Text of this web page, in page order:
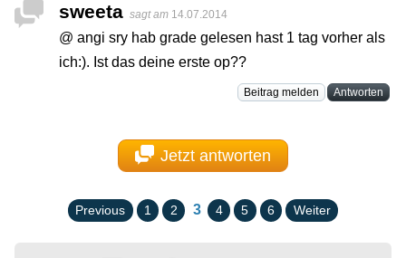
sweeta sagt am 14.07.2014
@ angi sry hab grade gelesen hast 1 tag vorher als
ich:). Ist das deine erste op??
Beitrag melden Antworten
Jetzt antworten
Previous 1 2 3 4 5 6 Weiter